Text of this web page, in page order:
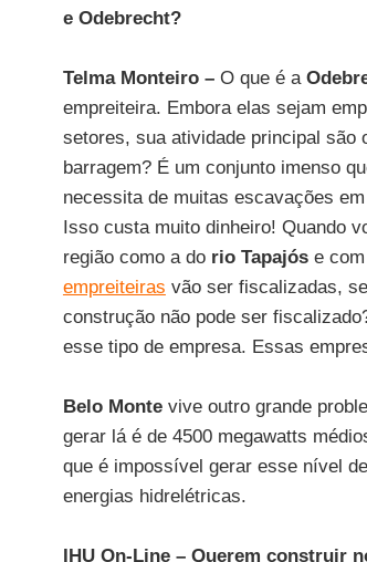
e Odebrecht?
Telma Monteiro – O que é a
empreiteira. Embora elas sejam
setores, sua atividade principal são
barragem? É um conjunto imenso
necessita de muitas escavações
Isso custa muito dinheiro! Quando
região como a do rio Tapajóse com
empreiteiras vão ser fiscalizadas,
construção não pode ser
esse tipo de empresa. Essas
Belo Montevive outro grande
gerar lá é de 4500 megawatts
que é impossível gerar esse nível
energias hidrelétricas.
IHU On-Line – Querem construir